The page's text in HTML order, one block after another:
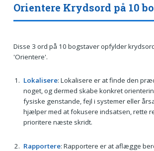
Orientere Krydsord på 10
Disse 3 ord på 10 bogstaver opfylder
'Orientere'.
Lokalisere: Lokalisere er at finde den
noget, og dermed skabe konkret
fysiske genstande, fejl i systemer eller
hjælper med at fokusere indsatsen, rette
prioritere næste skridt.
Rapportere: Rapportere er at aflægge